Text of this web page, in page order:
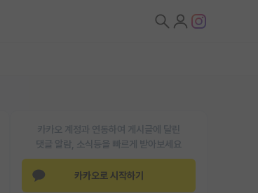
카카오 계정과 연동하여 게시글에 달린
댓글 알람, 소식등을 빠르게 받아보세요
카카오로 시작하기